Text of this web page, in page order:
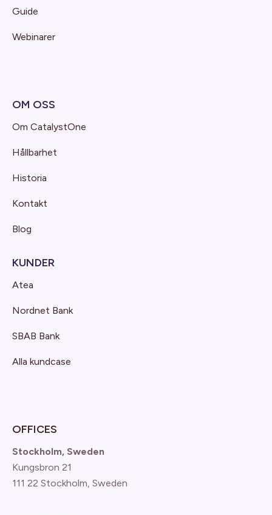
Guide
Webinarer
OM OSS
Om CatalystOne
Hållbarhet
Historia
Kontakt
Blog
KUNDER
Atea
Nordnet Bank
SBAB Bank
Alla kundcase
OFFICES
Stockholm, Sweden
Kungsbron 21
111 22 Stockholm, Sweden